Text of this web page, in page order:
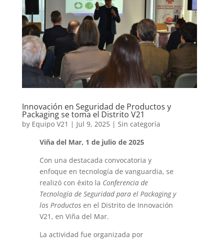
Innovación en Seguridad de Productos y
Packaging se toma el Distrito V21
by Equipo V21 | Jul 9, 2025| Sin categoría
Viña del Mar, 1 de julio de 2025
Con una destacada convocatoria y
enfoque en tecnología de vanguardia, se
realizó con éxito la Conferencia de
Tecnología de Seguridad para el Packaging y
los Productosen el Distrito de Innovación
V21, en Viña del Mar.
La actividad fue organizada por